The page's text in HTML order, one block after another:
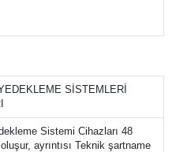
SİSTEMLERİ
Sistemi Cihazları 48
ayrıntısı Teknik şartname